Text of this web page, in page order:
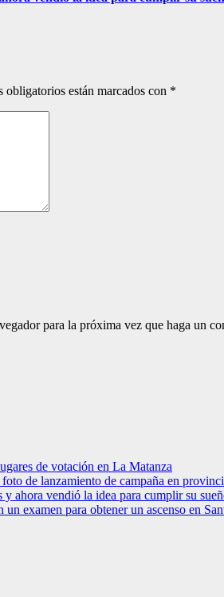
obligatorios están marcados con *
para la próxima vez que haga un
de votación en La Matanza
de lanzamiento de campaña en
ahora vendió la idea para cumplir su
examen para obtener un ascenso en